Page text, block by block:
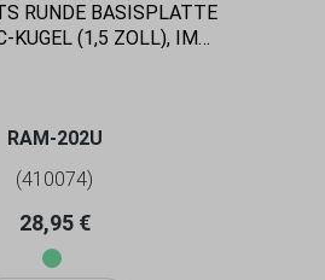
RUNDE BASISPLATTE
KUGEL (1,5 ZOLL), IM
RAM-202U
(410074)
Regulärer Preis:
28,95 €